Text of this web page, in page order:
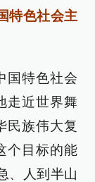
特色社会主
国特色社会
走近世界舞
民族伟大复
个目标的能
、人到半山